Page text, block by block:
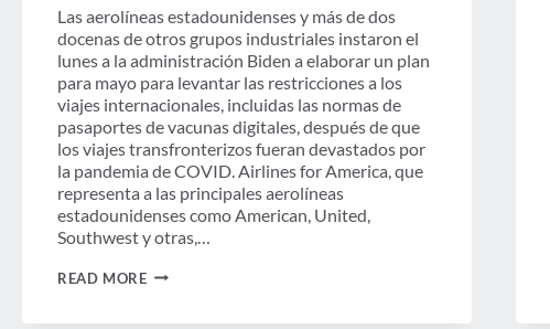
Las aerolíneas estadounidenses y más de dos
docenas de otros grupos industriales instaron el
lunes a la administración Biden a elaborar un plan
para mayo para levantar las restricciones a los
viajes internacionales, incluidas las normas de
pasaportes de vacunas digitales, después de que
los viajes transfronterizos fueran devastados por
la pandemia de COVID. Airlines for America, que
representa a las principales aerolíneas
estadounidenses como American, United,
Southwest y otras,…
READ MORERESUMEN